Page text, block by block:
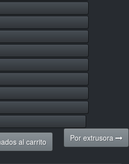
al carrito
Por extrusora